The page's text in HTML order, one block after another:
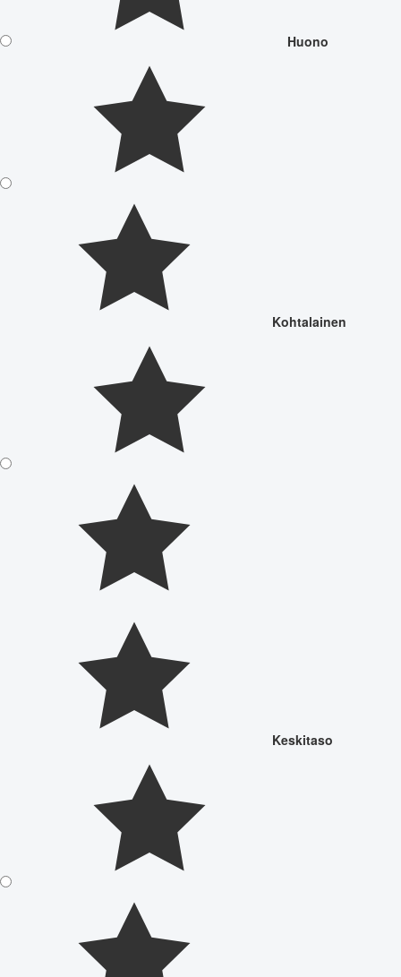
Huono
Kohtalainen
Keskitaso